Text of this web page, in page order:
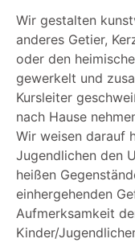
Wir gestalten
anderes Getier,
oder den
gewerkelt und
Kursleiter
nach Hause
Wir weisen darauf
Jugendlichen den
heißen
einhergehenden
Aufmerksamkeit
Kinder/